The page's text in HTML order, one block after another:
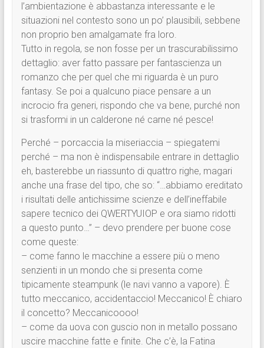
l’ambientazione è abbastanza interessante e le
situazioni nel contesto sono un po’ plausibili, sebbene
non proprio ben amalgamate fra loro.
Tutto in regola, se non fosse per un trascurabilissimo
dettaglio: aver fatto passare per fantascienza un
romanzo che per quel che mi riguarda è un puro
fantasy. Se poi a qualcuno piace pensare a un
incrocio fra generi, rispondo che va bene, purché non
si trasformi in un calderone né carne né pesce!
Perché – porcaccia la miseriaccia – spiegatemi
perché – ma non è indispensabile entrare in dettaglio
eh, basterebbe un riassunto di quattro righe, magari
anche una frase del tipo, che so: “…abbiamo ereditato
i risultati delle antichissime scienze e dell’ineffabile
sapere tecnico dei QWERTYUIOP e ora siamo ridotti
a questo punto…” – devo prendere per buone cose
come queste:
– come fanno le macchine a essere più o meno
senzienti in un mondo che si presenta come
tipicamente steampunk (le navi vanno a vapore). È
tutto meccanico, accidentaccio! Meccanico! È chiaro
il concetto? Meccanicoooo!
– come da uova con guscio non in metallo possano
uscire macchine fatte e finite. Che c’è, la Fatina